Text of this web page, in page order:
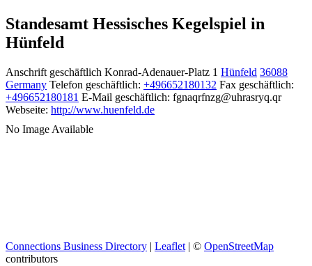
Standesamt Hessisches Kegelspiel in
Hünfeld
Anschrift geschäftlich Konrad-Adenauer-Platz 1 Hünfeld 36088
Germany Telefon geschäftlich: +496652180132 Fax geschäftlich:
+496652180181 E-Mail geschäftlich: fgnaqrfnzg@uhrasryq.qr
Webseite: http://www.huenfeld.de
No Image Available
Connections Business Directory | Leaflet | © OpenStreetMap
contributors